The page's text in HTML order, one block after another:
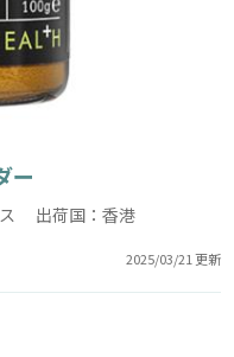
ー
出荷国：香港
2025/03/21 更新